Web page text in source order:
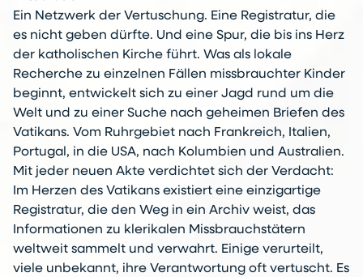
Ein Netzwerk der Vertuschung. Eine Registratur, die
es nicht geben dürfte. Und eine Spur, die bis ins Herz
der katholischen Kirche führt. Was als lokale
Recherche zu einzelnen Fällen missbrauchter Kinder
beginnt, entwickelt sich zu einer Jagd rund um die
Welt und zu einer Suche nach geheimen Briefen des
Vatikans. Vom Ruhrgebiet nach Frankreich, Italien,
Portugal, in die USA, nach Kolumbien und Australien.
Mit jeder neuen Akte verdichtet sich der Verdacht:
Im Herzen des Vatikans existiert eine einzigartige
Registratur, die den Weg in ein Archiv weist, das
Informationen zu klerikalen Missbrauchstätern
weltweit sammelt und verwahrt. Einige verurteilt,
viele unbekannt, ihre Verantwortung oft vertuscht. Es